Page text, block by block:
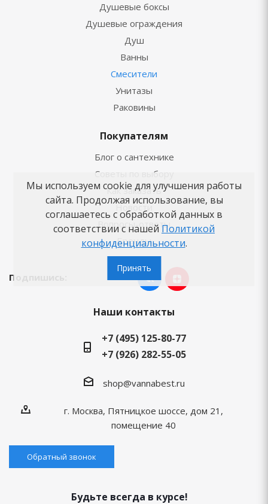
Душевые боксы
Душевые ограждения
Душ
Ванны
Смесители
Унитазы
Раковины
Покупателям
Блог о сантехнике
Советы по выбору
Как заказать
Новости
Вопросы-ответы
Бренды
Подпишись:
Наши контакты
+7 (495) 125-80-77
+7 (926) 282-55-05
shop@vannabest.ru
г. Москва, Пятницкое шоссе, дом 21,
помещение 40
Обратный звонок
Будьте всегда в курсе!
Мы используем cookie для улучшения работы
сайта. Продолжая использование, вы
соглашаетесь с обработкой данных в
соответствии с нашей Политикой
конфиденциальности.
Принять